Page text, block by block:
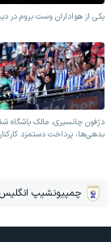
یکی از هواداران وست‌ بروم در
بدهی‌ها، پرداخت دستمزد
چمپیونشیپ انگلیس